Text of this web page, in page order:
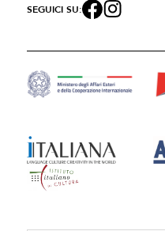
SEGUICI SU: